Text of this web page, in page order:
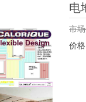
电
市
价